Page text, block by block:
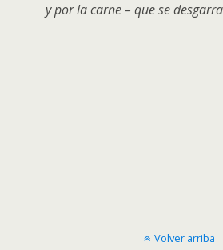
y por la carne – que se
Volver arriba